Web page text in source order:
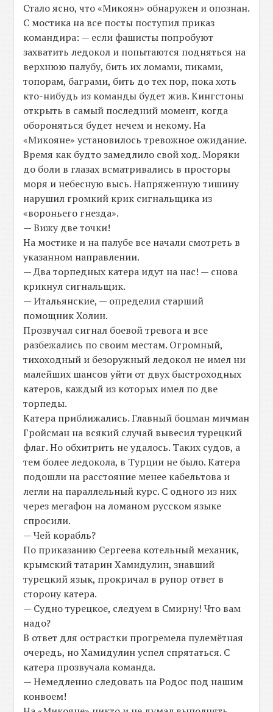
Стало ясно, что «Микоян» обнаружен и опознан.
С мостика на все посты поступил приказ
командира: — если фашисты попробуют
захватить ледокол и попытаются подняться на
верхнюю палубу, бить их ломами, пиками,
топорам, баграми, бить до тех пор, пока хоть
кто-нибудь из команды будет жив. Кингстоны
открыть в самый последний момент, когда
обороняться будет нечем и некому. На
«Микояне» установилось тревожное ожидание.
Время как будто замедлило свой ход. Моряки
до боли в глазах всматривались в просторы
моря и небесную высь. Напряженную тишину
нарушил громкий крик сигнальщика из
«вороньего гнезда».
— Вижу две точки!
На мостике и на палубе все начали смотреть в
указанном направлении.
— Два торпедных катера идут на нас! — снова
крикнул сигнальщик.
— Итальянские, — определил старший
помощник Холин.
Прозвучал сигнал боевой тревога и все
разбежались по своим местам. Огромный,
тихоходный и безоружный ледокол не имел ни
малейших шансов уйти от двух быстроходных
катеров, каждый из которых имел по две
торпеды.
Катера приближались. Главный боцман мичман
Гройсман на всякий случай вывесил турецкий
флаг. Но обхитрить не удалось. Таких судов, а
тем более ледокола, в Турции не было. Катера
подошли на расстояние менее кабельтова и
легли на параллельный курс. С одного из них
через мегафон на ломаном русском языке
спросили.
— Чей корабль?
По приказанию Сергеева котельный механик,
крымский татарин Хамидулин, знавший
турецкий язык, прокричал в рупор ответ в
сторону катера.
— Судно турецкое, следуем в Смирну! Что вам
надо?
В ответ для острастки прогремела пулемётная
очередь, но Хамидулин успел спрятаться. С
катера прозвучала команда.
— Немедленно следовать на Родос под нашим
конвоем!